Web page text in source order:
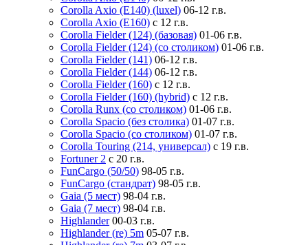
Corolla Axio (E140) (luxel) 06-12 г.в.
Corolla Axio (E160) с 12 г.в.
Corolla Fielder (124) (базовая) 01-06 г.в.
Corolla Fielder (124) (со столиком) 01-06 г.в.
Corolla Fielder (141) 06-12 г.в.
Corolla Fielder (144) 06-12 г.в.
Corolla Fielder (160) с 12 г.в.
Corolla Fielder (160) (hybrid) с 12 г.в.
Corolla Runx (со столиком) 01-06 г.в.
Corolla Spacio (без столика) 01-07 г.в.
Corolla Spacio (со столиком) 01-07 г.в.
Corolla Touring (214, универсал) с 19 г.в.
Fortuner 2 с 20 г.в.
FunCargo (50/50) 98-05 г.в.
FunCargo (стандрат) 98-05 г.в.
Gaia (5 мест) 98-04 г.в.
Gaia (7 мест) 98-04 г.в.
Highlander 00-03 г.в.
Highlander (re) 5m 05-07 г.в.